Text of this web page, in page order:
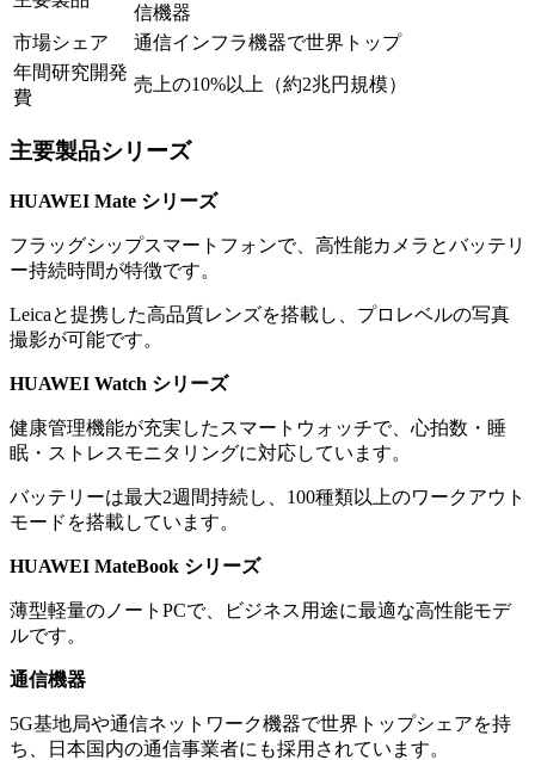
信機器
市場シェア
通信インフラ機器で世界トップ
年間研究開発
費
売上の10%以上（約2兆円規模）
主要製品シリーズ
HUAWEI Mate シリーズ
フラッグシップスマートフォンで、高性能カメラとバッテリ
ー持続時間が特徴です。
Leicaと提携した高品質レンズを搭載し、プロレベルの写真
撮影が可能です。
HUAWEI Watch シリーズ
健康管理機能が充実したスマートウォッチで、心拍数・睡
眠・ストレスモニタリングに対応しています。
バッテリーは最大2週間持続し、100種類以上のワークアウト
モードを搭載しています。
HUAWEI MateBook シリーズ
薄型軽量のノートPCで、ビジネス用途に最適な高性能モデ
ルです。
通信機器
5G基地局や通信ネットワーク機器で世界トップシェアを持
ち、日本国内の通信事業者にも採用されています。